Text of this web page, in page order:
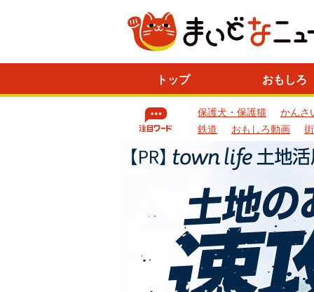
トップ おもしろ
保護犬・保護猫
かんさ
鉄道
おもしろ動画